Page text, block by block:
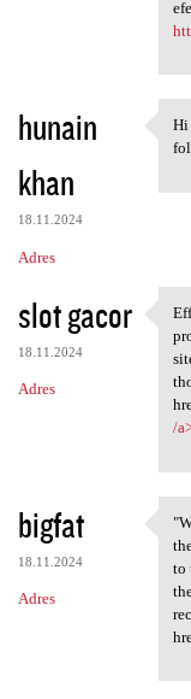
hunain
khan
18.11.2024
Adres
Hi
Hi
slot gacor
18.11.2024
Adres
/
bigfat
18.11.2024
Adres
to